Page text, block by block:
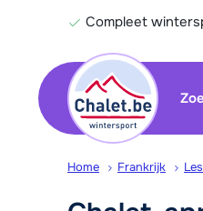
Compleet
Home Frankrijk